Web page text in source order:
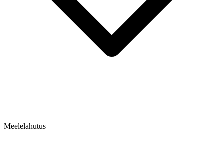
Meelelahutus